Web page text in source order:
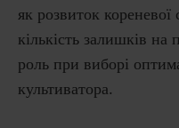
як розвиток кореневої
кількість залишків на
роль при виборі
культиватора.